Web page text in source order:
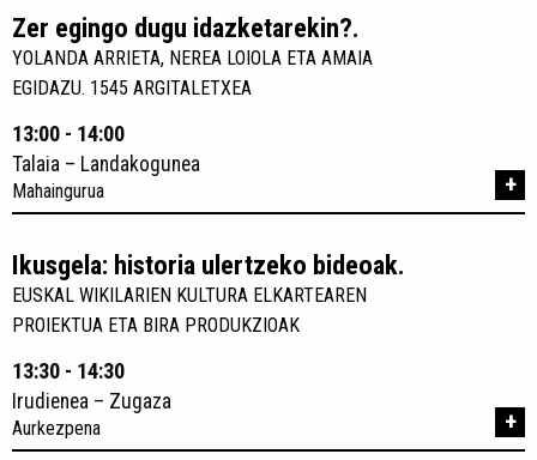
Zer egingo dugu idazketarekin?.
YOLANDA ARRIETA, NEREA LOIOLA ETA AMAIA
EGIDAZU. 1545 ARGITALETXEA
13:00 - 14:00
Talaia – Landakogunea
Mahaingurua +
Ikusgela: historia ulertzeko bideoak.
EUSKAL WIKILARIEN KULTURA ELKARTEAREN
PROIEKTUA ETA BIRA PRODUKZIOAK
13:30 - 14:30
Irudienea – Zugaza
Aurkezpena +